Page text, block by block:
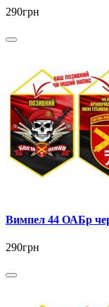
290грн
Вимпел 44 ОАБр
290грн